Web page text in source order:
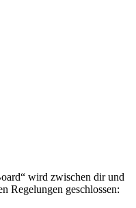
wird zwischen dir und
Regelungen geschlossen: